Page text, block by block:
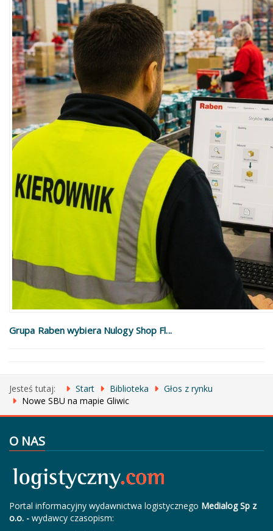
Grupa Raben wybiera Nulogy Shop Fl...
Jesteś tutaj: Start Biblioteka
Głos z rynku
Nowe SBU na mapie Gliwic
O NAS
Portal informacyjny wydawnictwa logistycznego Medialog Sp z
o.o. - wydawcy czasopism: